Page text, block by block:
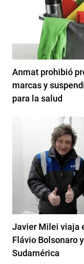
Anmat prohibió
marcas y
para la salud
Javier Milei viaja
Flávio Bolsonaro
Sudamérica